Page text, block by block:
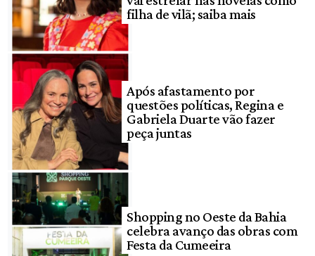
filha de vilã; saiba mais
Após afastamento por
questões políticas, Regina e
Gabriela Duarte vão fazer
peça juntas
Shopping no Oeste da Bahia
celebra avanço das obras com
Festa da Cumeeira